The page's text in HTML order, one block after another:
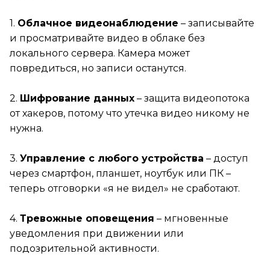
1. Облачное видеонаблюдение – записывайте
и просматривайте видео в облаке без
локального сервера. Камера может
повредиться, но записи останутся.
2. Шифрование данных – защита видеопотока
от хакеров, потому что утечка видео никому не
нужна.
3. Управление с любого устройства – доступ
через смартфон, планшет, ноутбук или ПК –
теперь отговорки «я не видел» не сработают.
4. Тревожные оповещения – мгновенные
уведомления при движении или
подозрительной активности.